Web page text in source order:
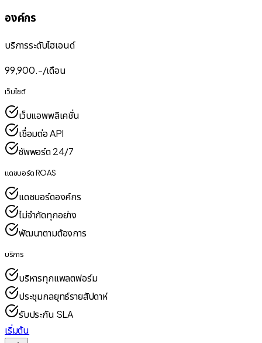
องค์กร
บริการระดับไฮเอนด์
99,900.-/เดือน
เว็บไซต์
เว็บแอพพลิเคชั่น
เชื่อมต่อ API
ซัพพอร์ต 24/7
แดชบอร์ด ROAS
แดชบอร์ดองค์กร
ไม่จำกัดทุกอย่าง
พัฒนาตามต้องการ
บริการ
บริหารทุกแพลตฟอร์ม
ประชุมกลยุทธ์รายสัปดาห์
รับประกัน SLA
เริ่มต้น